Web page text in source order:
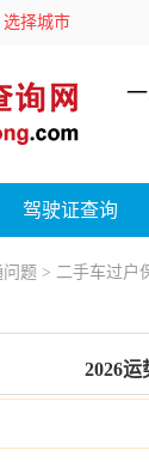
选择城市
驾驶证查询
问题 > 二手车过户
2026运